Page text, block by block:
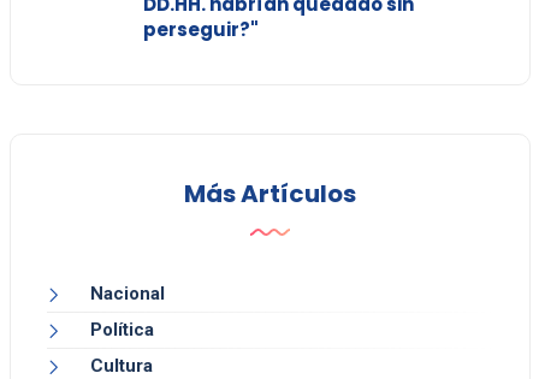
perseguir?"
Más Artículos
Nacional
Política
Cultura